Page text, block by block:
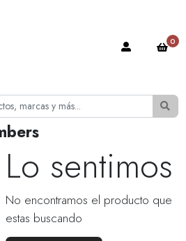
0
Lo sentimos
No encontramos el producto que
estas buscando